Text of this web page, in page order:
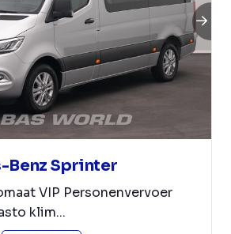
Benz Sprinter
VIP Personenvervoer
klim...